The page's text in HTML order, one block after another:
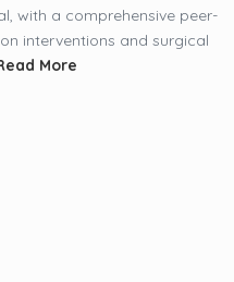
with a comprehensive peer-
interventions and surgical
More